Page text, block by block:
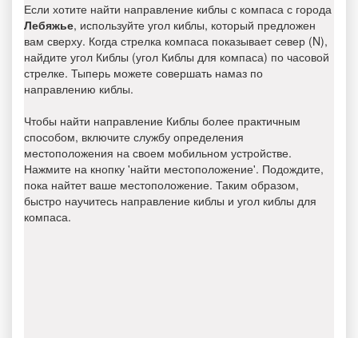
Если хотите найти направление киблы с компаса с города
Лебяжье, используйте угол киблы, который предложен
вам сверху. Когда стрелка компаса показывает север (N),
найдите угол Киблы (угол Киблы для компаса) по часовой
стрелке. Тыперь можете совершать намаз по
направлению киблы.
Чтобы найти направление Киблы более практичным
способом, включите службу определения
местоположения на своем мобильном устройстве.
Нажмите на кнопку 'найти местоположение'. Подождите,
пока найтет ваше местоположение. Таким образом,
быстро научитесь направление киблы и угол киблы для
компаса.